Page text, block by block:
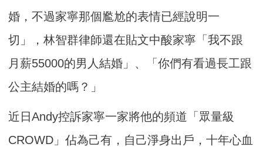
婚，不過家寧那個尷尬的表情已經說明一
切」，林智群律師還在貼文中酸家寧「我不跟
月薪55000的男人結婚」、「你們有看過長工跟
公主結婚的嗎？」
近日Andy控訴家寧一家將他的頻道「眾量級
CROWD」佔為己有，自己淨身出戶，十年心血